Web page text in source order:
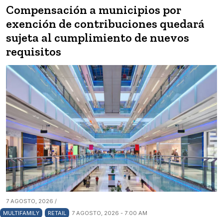
Compensación a municipios por
exención de contribuciones quedará
sujeta al cumplimiento de nuevos
requisitos
7 AGOSTO, 2026 /
MULTIFAMILY
RETAIL 7 AGOSTO, 2026 - 7:00 AM